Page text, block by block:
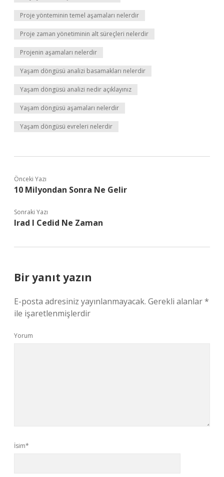
Proje yönteminin temel aşamaları nelerdir
Proje zaman yönetiminin alt süreçleri nelerdir
Projenin aşamaları nelerdir
Yaşam döngüsü analizi basamakları nelerdir
Yaşam döngüsü analizi nedir açıklayınız
Yaşam döngüsü aşamaları nelerdir
Yaşam döngüsü evreleri nelerdir
Önceki Yazı
10 Milyondan Sonra Ne Gelir
Sonraki Yazı
Irad I Cedid Ne Zaman
Bir yanıt yazın
E-posta adresiniz yayınlanmayacak. Gerekli alanlar*
ile işaretlenmişlerdir
Yorum
İsim*